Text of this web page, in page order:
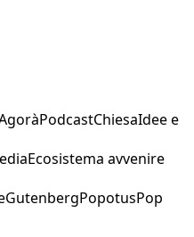
PodcastChiesaIdee e
Ecosistema avvenire
GutenbergPopotusPop